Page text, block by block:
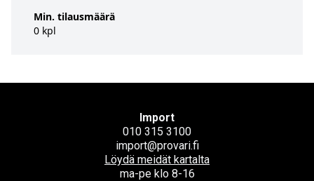
Min. tilausmäärä
0 kpl
Import
010 315 3100
import@provari.fi
Löydä meidät kartalta
ma-pe klo 8-16